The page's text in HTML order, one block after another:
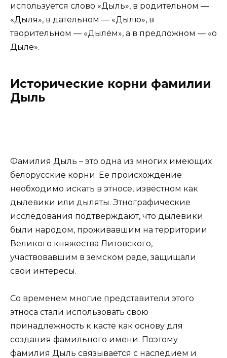
используется слово «Дыль», в родительном —
«Дыля», в дательном — «Дылю», в
творительном — «Дылём», а в предложном — «о
Дыле».
Исторические корни фамилии
Дыль
Фамилия Дыль – это одна из многих имеющих
белорусские корни. Ее происхождение
необходимо искать в этносе, известном как
дылевики или дыляты. Этнографические
исследования подтверждают, что дылевики
были народом, проживавшим на территории
Великого княжества Литовского,
участвовавшим в земском раде, защищали
свои интересы.
Со временем многие представители этого
этноса стали использовать свою
принадлежность к касте как основу для
создания фамильного имени. Поэтому
фамилия Дыль связывается с наследием и